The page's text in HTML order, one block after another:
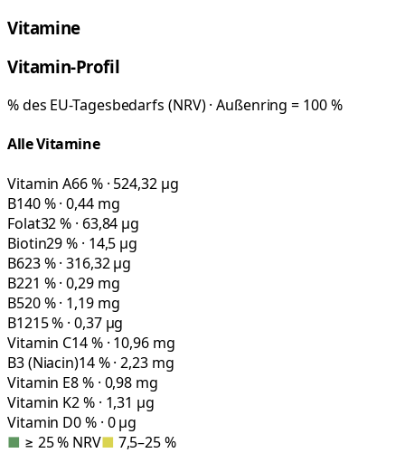
Vitamine
Vitamin-Profil
% des EU-Tagesbedarfs (NRV) · Außenring = 100 %
Alle Vitamine
Vitamin A66 % · 524,32 µg
B140 % · 0,44 mg
Folat32 % · 63,84 µg
Biotin29 % · 14,5 µg
B623 % · 316,32 µg
B221 % · 0,29 mg
B520 % · 1,19 mg
B1215 % · 0,37 µg
Vitamin C14 % · 10,96 mg
B3 (Niacin)14 % · 2,23 mg
Vitamin E8 % · 0,98 mg
Vitamin K2 % · 1,31 µg
Vitamin D0 % · 0 µg
■ ≥ 25 % NRV■ 7,5–25 %